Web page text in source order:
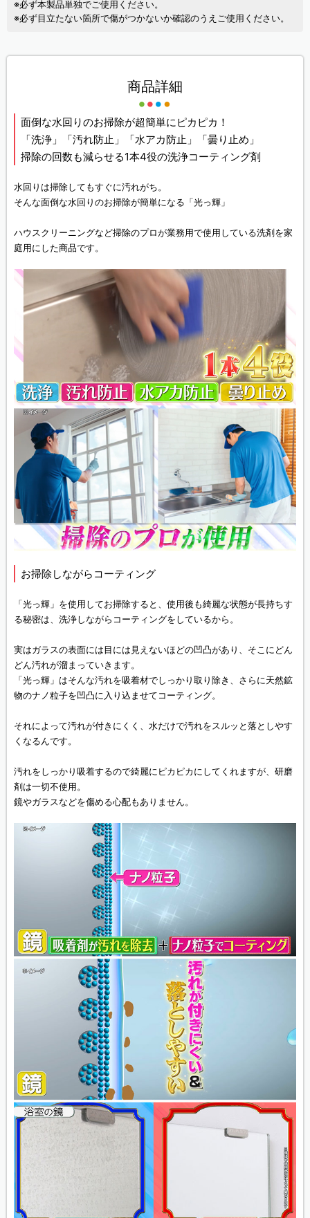
※必ず本製品単独でご使用ください。
※必ず目立たない箇所で傷がつかないか確認のうえご使用ください。
商品詳細
面倒な水回りのお掃除が超簡単にピカピカ！
「洗浄」「汚れ防止」「水アカ防止」「曇り止め」
掃除の回数も減らせる1本4役の洗浄コーティング剤
水回りは掃除してもすぐに汚れがち。
そんな面倒な水回りのお掃除が簡単になる「光っ輝」
ハウスクリーニングなど掃除のプロが業務用で使用している洗剤を家
庭用にした商品です。
お掃除しながらコーティング
「光っ輝」を使用してお掃除すると、使用後も綺麗な状態が長持ちす
る秘密は、洗浄しながらコーティングをしているから。
実はガラスの表面には目には見えないほどの凹凸があり、そこにどん
どん汚れが溜まっていきます。
「光っ輝」はそんな汚れを吸着材でしっかり取り除き、さらに天然鉱
物のナノ粒子を凹凸に入り込ませてコーティング。
それによって汚れが付きにくく、水だけで汚れをスルッと落としやす
くなるんです。
汚れをしっかり吸着するので綺麗にピカピカにしてくれますが、研磨
剤は一切不使用。
鏡やガラスなどを傷める心配もありません。